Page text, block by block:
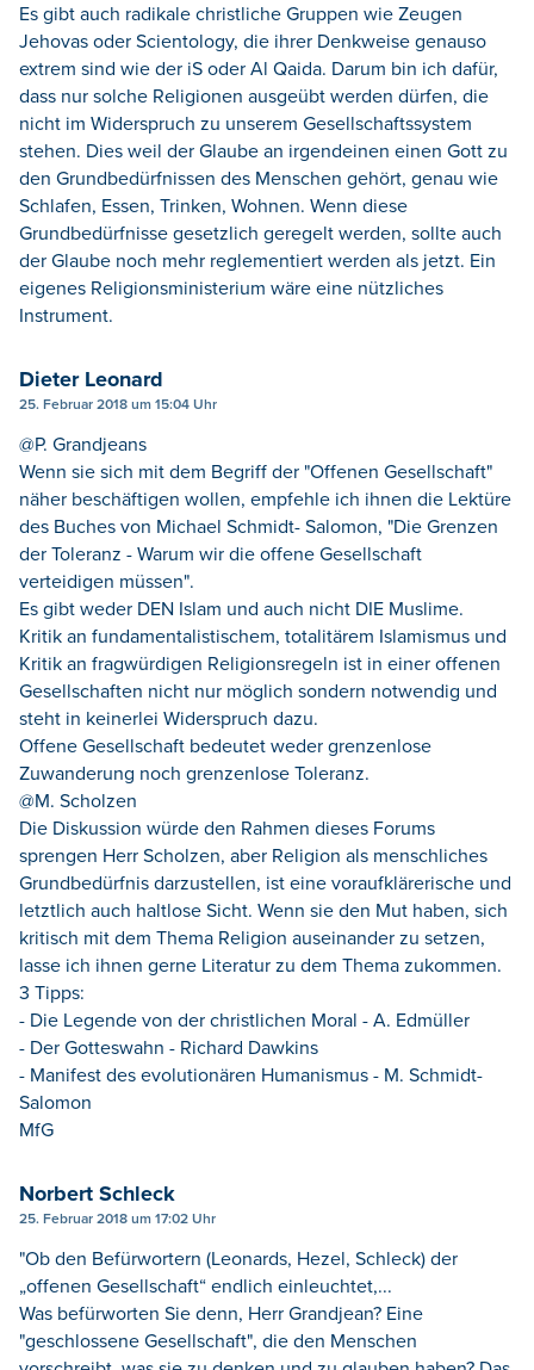
Es gibt auch radikale christliche Gruppen wie Zeugen
Jehovas oder Scientology, die ihrer Denkweise genauso
extrem sind wie der iS oder Al Qaida. Darum bin ich dafür,
dass nur solche Religionen ausgeübt werden dürfen, die
nicht im Widerspruch zu unserem Gesellschaftssystem
stehen. Dies weil der Glaube an irgendeinen einen Gott zu
den Grundbedürfnissen des Menschen gehört, genau wie
Schlafen, Essen, Trinken, Wohnen. Wenn diese
Grundbedürfnisse gesetzlich geregelt werden, sollte auch
der Glaube noch mehr reglementiert werden als jetzt. Ein
eigenes Religionsministerium wäre eine nützliches
Instrument.
Dieter Leonard
25. Februar 2018 um 15:04 Uhr
@P. Grandjeans
Wenn sie sich mit dem Begriff der "Offenen Gesellschaft"
näher beschäftigen wollen, empfehle ich ihnen die Lektüre
des Buches von Michael Schmidt- Salomon, "Die Grenzen
der Toleranz - Warum wir die offene Gesellschaft
verteidigen müssen".
Es gibt weder DEN Islam und auch nicht DIE Muslime.
Kritik an fundamentalistischem, totalitärem Islamismus und
Kritik an fragwürdigen Religionsregeln ist in einer offenen
Gesellschaften nicht nur möglich sondern notwendig und
steht in keinerlei Widerspruch dazu.
Offene Gesellschaft bedeutet weder grenzenlose
Zuwanderung noch grenzenlose Toleranz.
@M. Scholzen
Die Diskussion würde den Rahmen dieses Forums
sprengen Herr Scholzen, aber Religion als menschliches
Grundbedürfnis darzustellen, ist eine voraufklärerische und
letztlich auch haltlose Sicht. Wenn sie den Mut haben, sich
kritisch mit dem Thema Religion auseinander zu setzen,
lasse ich ihnen gerne Literatur zu dem Thema zukommen.
3 Tipps:
- Die Legende von der christlichen Moral - A. Edmüller
- Der Gotteswahn - Richard Dawkins
- Manifest des evolutionären Humanismus - M. Schmidt-
Salomon
MfG
Norbert Schleck
25. Februar 2018 um 17:02 Uhr
"Ob den Befürwortern (Leonards, Hezel, Schleck) der
„offenen Gesellschaft“ endlich einleuchtet,...
Was befürworten Sie denn, Herr Grandjean? Eine
"geschlossene Gesellschaft", die den Menschen